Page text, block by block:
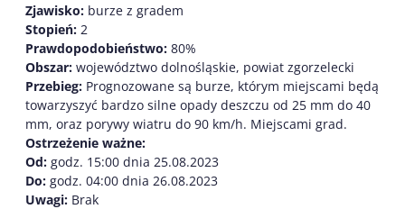
Zjawisko: burze z gradem
Stopień: 2
Prawdopodobieństwo: 80%
Obszar: województwo dolnośląskie, powiat zgorzelecki
Przebieg: Prognozowane są burze, którym miejscami będą
towarzyszyć bardzo silne opady deszczu od 25 mm do 40
mm, oraz porywy wiatru do 90 km/h. Miejscami grad.
Ostrzeżenie ważne:
Od: godz. 15:00 dnia 25.08.2023
Do: godz. 04:00 dnia 26.08.2023
Uwagi: Brak